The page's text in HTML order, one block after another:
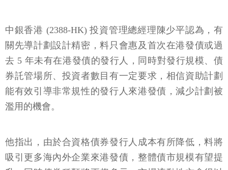
中銀香港 (2388-HK) 投資管理總經理陳少平認為，有
關先導計劃設計精密，料只會惠及首次在港發債或過
去 5 年未有在港發債的發行人，同時對發行規模、債
券託管場所、投資者數目有一定要求，相信資助計劃
能有效引導非常規性的發行人來港發債，減少計劃被
濫用的機會。
他指出，由於合資格債券發行人成本有所降低，料將
吸引更多海內外企業來港發債，整體債市規模有望提